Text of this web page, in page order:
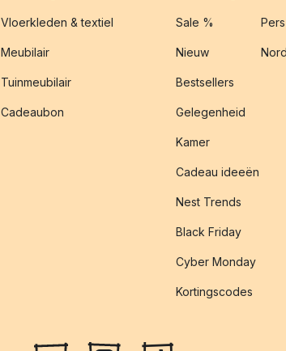
Vloerkleden & textiel
Meubilair
Tuinmeubilair
Cadeaubon
Sale %
Nieuw
Bestsellers
Gelegenheid
Kamer
Cadeau ideeën
Nest Trends
Black Friday
Cyber Monday
Kortingscodes
Pers